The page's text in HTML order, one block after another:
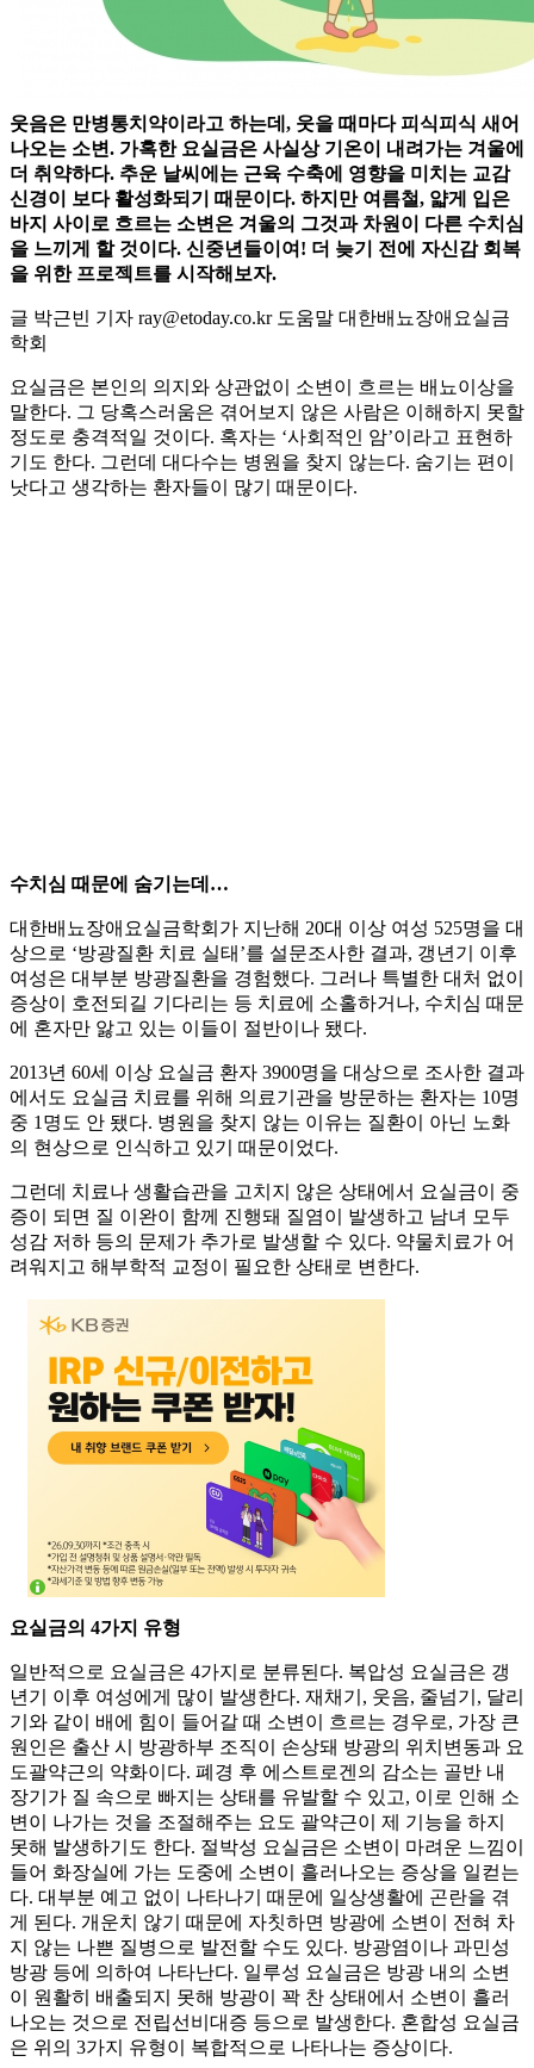
웃음은 만병통치약이라고 하는데, 웃을 때마다 피식피식 새어
나오는 소변. 가혹한 요실금은 사실상 기온이 내려가는 겨울에
더 취약하다. 추운 날씨에는 근육 수축에 영향을 미치는 교감
신경이 보다 활성화되기 때문이다. 하지만 여름철, 얇게 입은
바지 사이로 흐르는 소변은 겨울의 그것과 차원이 다른 수치심
을 느끼게 할 것이다. 신중년들이여! 더 늦기 전에 자신감 회복
을 위한 프로젝트를 시작해보자.
글 박근빈 기자 ray@etoday.co.kr 도움말 대한배뇨장애요실금
학회
요실금은 본인의 의지와 상관없이 소변이 흐르는 배뇨이상을
말한다. 그 당혹스러움은 겪어보지 않은 사람은 이해하지 못할
정도로 충격적일 것이다. 혹자는 ‘사회적인 암’이라고 표현하
기도 한다. 그런데 대다수는 병원을 찾지 않는다. 숨기는 편이
낫다고 생각하는 환자들이 많기 때문이다.
수치심 때문에 숨기는데…
대한배뇨장애요실금학회가 지난해 20대 이상 여성 525명을 대
상으로 ‘방광질환 치료 실태’를 설문조사한 결과, 갱년기 이후
여성은 대부분 방광질환을 경험했다. 그러나 특별한 대처 없이
증상이 호전되길 기다리는 등 치료에 소홀하거나, 수치심 때문
에 혼자만 앓고 있는 이들이 절반이나 됐다.
2013년 60세 이상 요실금 환자 3900명을 대상으로 조사한 결과
에서도 요실금 치료를 위해 의료기관을 방문하는 환자는 10명
중 1명도 안 됐다. 병원을 찾지 않는 이유는 질환이 아닌 노화
의 현상으로 인식하고 있기 때문이었다.
그런데 치료나 생활습관을 고치지 않은 상태에서 요실금이 중
증이 되면 질 이완이 함께 진행돼 질염이 발생하고 남녀 모두
성감 저하 등의 문제가 추가로 발생할 수 있다. 약물치료가 어
려워지고 해부학적 교정이 필요한 상태로 변한다.
요실금의 4가지 유형
일반적으로 요실금은 4가지로 분류된다. 복압성 요실금은 갱
년기 이후 여성에게 많이 발생한다. 재채기, 웃음, 줄넘기, 달리
기와 같이 배에 힘이 들어갈 때 소변이 흐르는 경우로, 가장 큰
원인은 출산 시 방광하부 조직이 손상돼 방광의 위치변동과 요
도괄약근의 약화이다. 폐경 후 에스트로겐의 감소는 골반 내
장기가 질 속으로 빠지는 상태를 유발할 수 있고, 이로 인해 소
변이 나가는 것을 조절해주는 요도 괄약근이 제 기능을 하지
못해 발생하기도 한다. 절박성 요실금은 소변이 마려운 느낌이
들어 화장실에 가는 도중에 소변이 흘러나오는 증상을 일컫는
다. 대부분 예고 없이 나타나기 때문에 일상생활에 곤란을 겪
게 된다. 개운치 않기 때문에 자칫하면 방광에 소변이 전혀 차
지 않는 나쁜 질병으로 발전할 수도 있다. 방광염이나 과민성
방광 등에 의하여 나타난다. 일루성 요실금은 방광 내의 소변
이 원활히 배출되지 못해 방광이 꽉 찬 상태에서 소변이 흘러
나오는 것으로 전립선비대증 등으로 발생한다. 혼합성 요실금
은 위의 3가지 유형이 복합적으로 나타나는 증상이다.